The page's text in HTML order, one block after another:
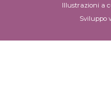
Illustrazioni a
Sviluppo